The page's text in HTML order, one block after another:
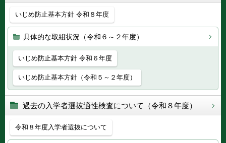
いじめ防止基本方針 令和８年度
具体的な取組状況（令和６～２年度）
いじめ防止基本方針 令和６年度
いじめ防止基本方針（令和５～２年度）
過去の入学者選抜適性検査について（令和８年度）
令和８年度入学者選抜について